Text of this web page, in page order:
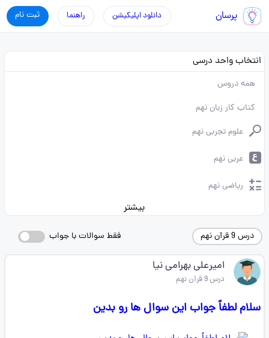
پرسان ثبت نام راهنما دانلود اپلیکیشن
انتخاب واحد درسی
همه دروس
کتاب کار زبان نهم
علوم تجربی نهم
عربی نهم
ریاضی نهم
بیشتر
درس 9 قرآن نهم فقط سوالات با جواب
امیرعلی بهرامی نیا
درس 9 قرآن نهم
سلام لطفاً جواب این سوال ها رو بدین